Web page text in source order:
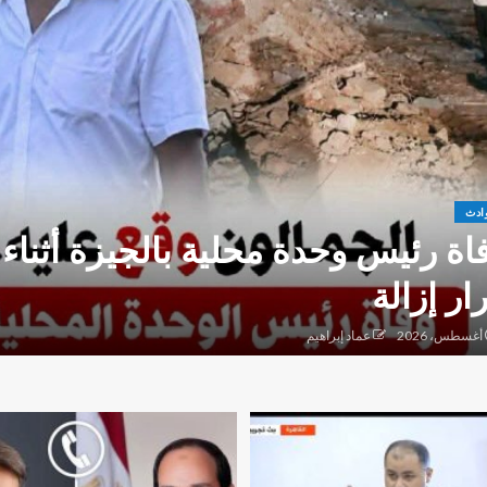
رئيس وحدة محلية بالجيزة أثناء
إزالة
عماد إبراهيم